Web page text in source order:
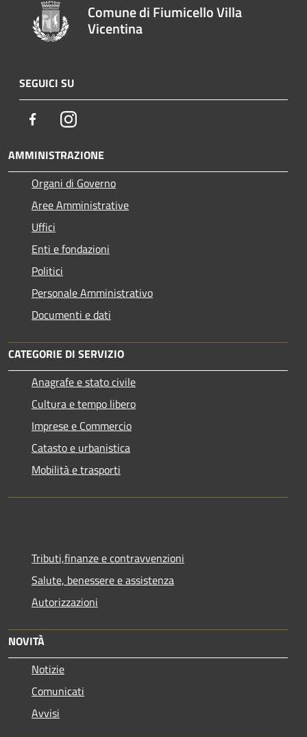
Comune di Fiumicello Villa
Vicentina
SEGUICI SU
FacebookInstagram
AMMINISTRAZIONE
Organi di Governo
Aree Amministrative
Uffici
Enti e fondazioni
Politici
Personale Amministrativo
Documenti e dati
CATEGORIE DI SERVIZIO
Anagrafe e stato civile
Cultura e tempo libero
Imprese e Commercio
Catasto e urbanistica
Mobilità e trasporti
Tributi,finanze e contravvenzioni
Salute, benessere e assistenza
Autorizzazioni
NOVITÀ
Notizie
Comunicati
Avvisi